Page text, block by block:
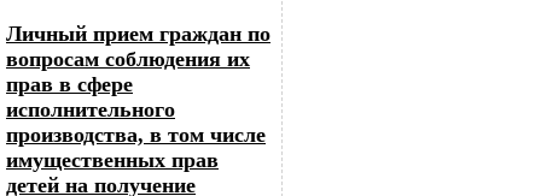
Личный прием граждан по
вопросам соблюдения их
прав в сфере
исполнительного
производства, в том числе
имущественных прав
детей на получение